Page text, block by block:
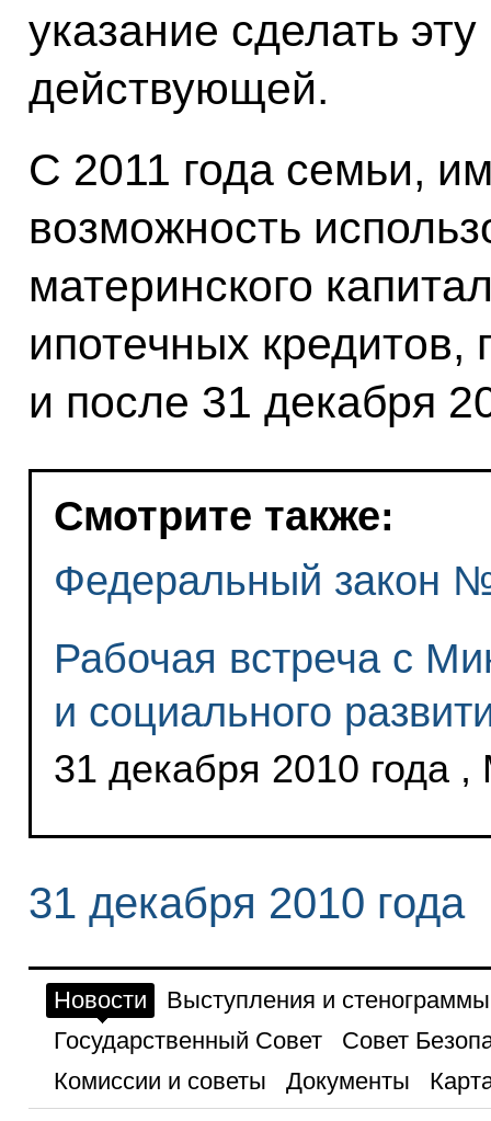
указание сделать
действующей.
С 2011 года семьи,
возможность
материнского
ипотечных кредитов,
и после 31 декабря
Смотрите также:
Федеральный закон
Рабочая встреча с
и социального
31 декабря 2010 года ,
31 декабря 2010 года
Новости
Выступления и стенограммы
Государственный Совет
Совет
Комиссии и советы
Документы